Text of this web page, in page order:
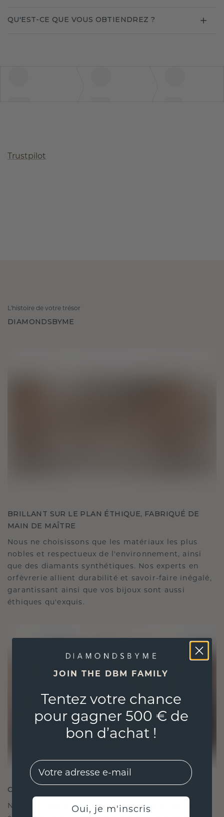
QU'EST-CE QUE VOUS OBTIENDREZ ?
Trustpilot
L'histoire de votre trésor
DIAMONDSBYME
BRILLANT SUR LE PLAN ÉTHIQUE, FABRIQUÉ DE
MAIN DE MAÎTRE
Nous ne choisissons que les matériaux les plus
nobles et respectueux de l'environnement, ainsi
que des diamants synthétiques. Nos experts en
orfèvrerie allient durabilité et savoir-faire inégalé,
garantissant ainsi que vos bijoux sont aussi
éthiques qu'exquis.
CRÉÉ POUR LA CONNEXION
Notre philosophie en matière de design est de
JOIN THE DBM FAMILY
Tentez votre chance
pour gagner 500 € de
bon d’achat !
EMail
Oui, je m'inscris